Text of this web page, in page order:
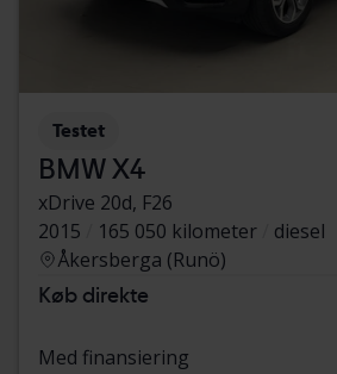
Testet
BMW X4
xDrive 20d, F26
2015
165 050 kilometer
diesel
Åkersberga (Runö)
Køb direkte
Med finansiering